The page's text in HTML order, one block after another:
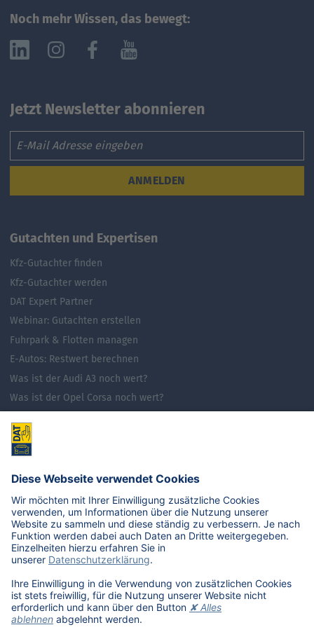
Noch mehr Wissen, das bewegt:
Jetzt Newsletter abonnieren
Email
ANMELDEN
Gutachten und Expertisen
Kfz-Gutachter finden
Kfz-Gutachter werden
DAT Expert Partner
Webinar: Gutachten erstellen
Fuhrpark & Flotten managen
E-Autos: Restwert berechnen
Was ist der Audi A3 noch wert?
Was ist der Opel Corsa noch wert?
Was ist der VW Golf noch wert?
E-Mobilität in Deutschland
Karriere
Übersicht
Stellenangebote
Benefits
DAT als Arbeitgeber
Schüler, Absolventen, Studenten
#getDATjob